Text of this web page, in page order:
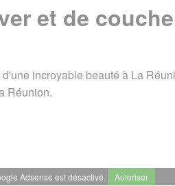
et de
incroyable beauté à La
Réunion.
Adsense est désactivé. Autoriser